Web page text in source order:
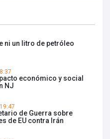
ni un litro de petróleo
económico y social
NJ
de Guerra sobre
de EU contra Irán